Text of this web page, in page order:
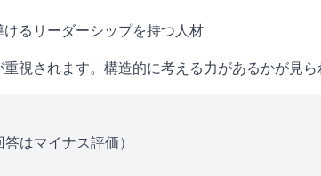
るリーダーシップを持つ人材
視されます。構造的に考える力があるかが見ら
はマイナス評価）